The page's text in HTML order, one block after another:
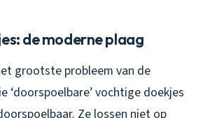
de moderne plaag
grootste probleem van de
‘doorspoelbare’ vochtige doekjes
Ze lossen niet op